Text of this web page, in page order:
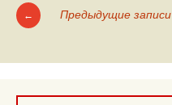
по
записям
← Предыдущие записи